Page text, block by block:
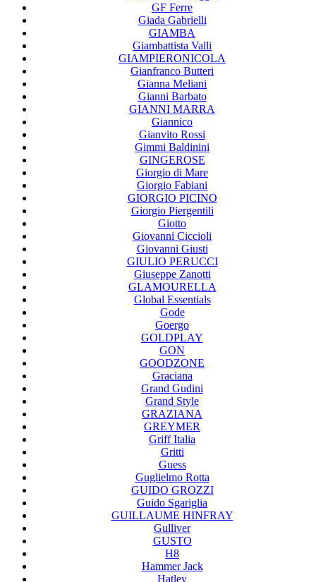
GF Ferre
Giada Gabrielli
GIAMBA
Giambattista Valli
GIAMPIERONICOLA
Gianfranco Butteri
Gianna Meliani
Gianni Barbato
GIANNI MARRA
Giannico
Gianvito Rossi
Gimmi Baldinini
GINGEROSE
Giorgio di Mare
Giorgio Fabiani
GIORGIO PICINO
Giorgio Piergentili
Giotto
Giovanni Ciccioli
Giovanni Giusti
GIULIO PERUCCI
Giuseppe Zanotti
GLAMOURELLA
Global Essentials
Gode
Goergo
GOLDPLAY
GON
GOODZONE
Graciana
Grand Gudini
Grand Style
GRAZIANA
GREYMER
Griff Italia
Gritti
Guess
Guglielmo Rotta
GUIDO GROZZI
Guido Sgariglia
GUILLAUME HINFRAY
Gulliver
GUSTO
H8
Hammer Jack
Hatley